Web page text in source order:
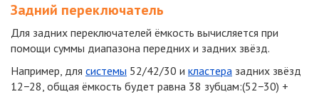
Задний переключатель
Для задних переключателей ёмкость вычисляется при
помощи суммы диапазона передних и задних звёзд.
Например, для системы 52/42/30 и кластера задних звёзд
12−28, общая ёмкость будет равна 38 зубцам:(52−30) +